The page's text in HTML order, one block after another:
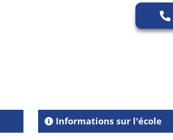
Informations sur l'école